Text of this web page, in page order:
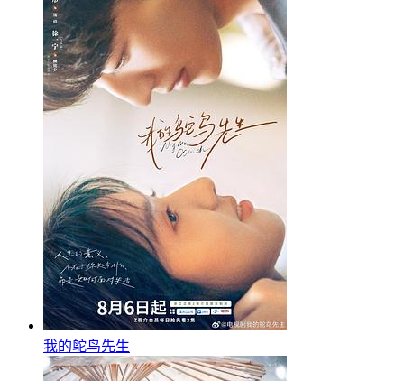
我的鸵鸟先生